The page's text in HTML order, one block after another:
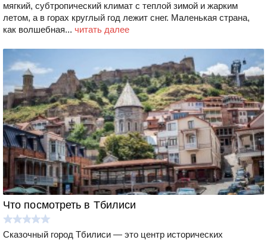
мягкий, субтропический климат с теплой зимой и жарким
летом, а в горах круглый год лежит снег. Маленькая страна,
как волшебная... читать далее
Что посмотреть в Тбилиси
Сказочный город Тбилиси — это центр исторических